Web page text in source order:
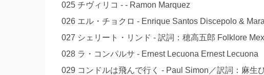
025 チヴィリコ - - Ramon Marquez
026 エル・チョクロ - Enrique Santos Discepolo &
027 シェリート・リンド - 訳詞：穂高五郎 Folklore
028 ラ・コンパルサ - Ernest Lecuona Ernest Lecuona
029 コンドルは飛んで行く - Paul Simon／訳詞：麻生